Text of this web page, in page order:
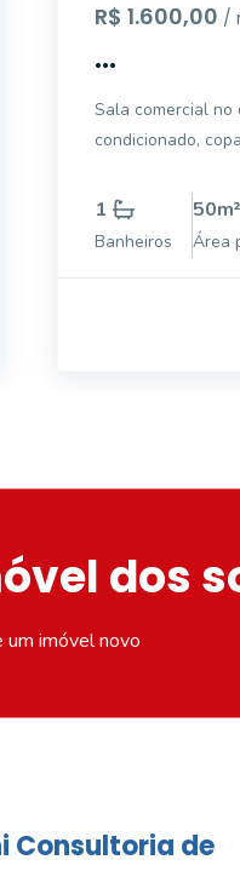
R$ 1.600,00 /
...
Sala comercial no
condicionado,
1
Banheiros
50m²
Área
dos
um imóvel novo
Consultoria de